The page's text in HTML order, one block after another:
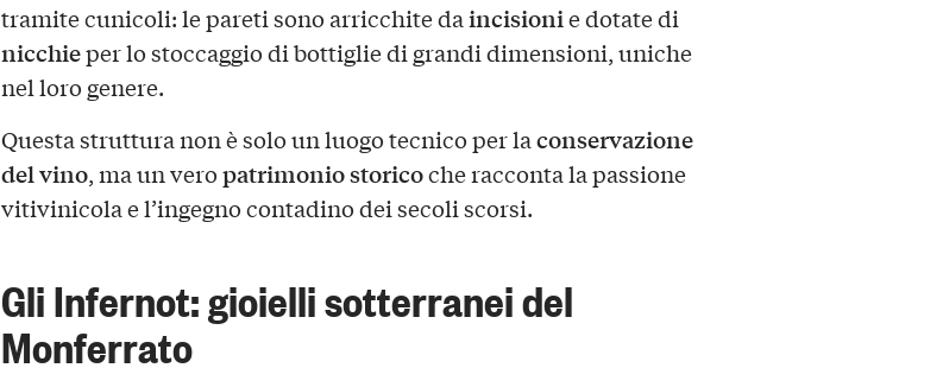
tramite cunicoli: le pareti sono arricchite daincisionie dotate di
nicchieper lo stoccaggio di bottiglie di grandi dimensioni, uniche
nel loro genere.
Questa struttura non è solo un luogo tecnico per laconservazione
del vino, ma un veropatrimonio storicoche racconta la passione
vitivinicola e l’ingegno contadino dei secoli scorsi.
Gli Infernot: gioielli sotterranei del
Monferrato